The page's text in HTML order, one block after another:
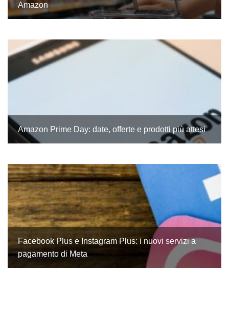
Amazon
Amazon Prime Day: date, offerte e prodotti più attesi
Facebook Plus e Instagram Plus: i nuovi servizi a
pagamento di Meta